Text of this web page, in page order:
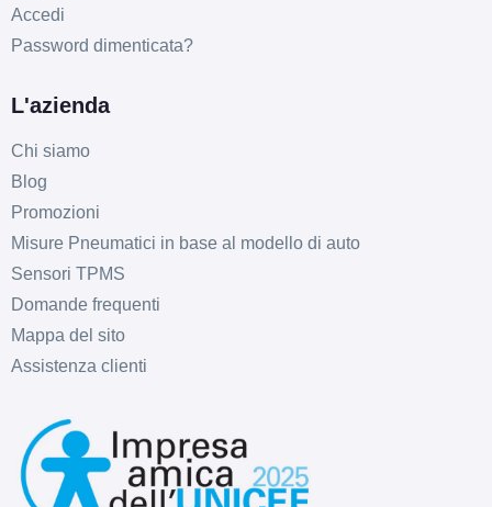
Accedi
Password dimenticata?
L'azienda
Chi siamo
Blog
Promozioni
Misure Pneumatici in base al modello di auto
Sensori TPMS
Domande frequenti
Mappa del sito
Assistenza clienti